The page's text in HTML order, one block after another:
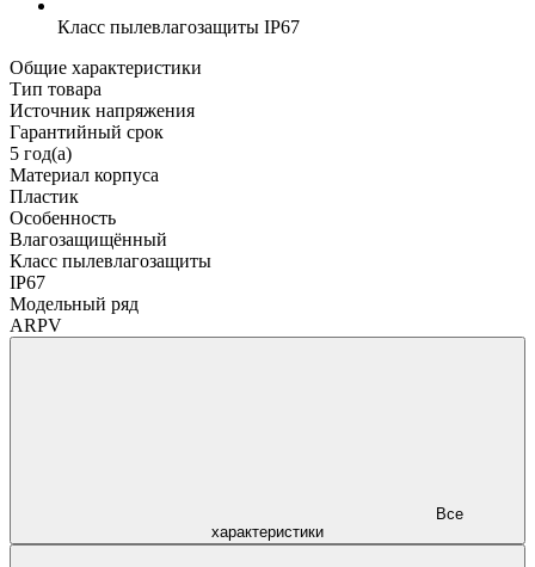
Класс пылевлагозащиты IP67
Общие характеристики
Тип товара
Источник напряжения
Гарантийный срок
5 год(а)
Материал корпуса
Пластик
Особенность
Влагозащищённый
Класс пылевлагозащиты
IP67
Модельный ряд
ARPV
характеристики